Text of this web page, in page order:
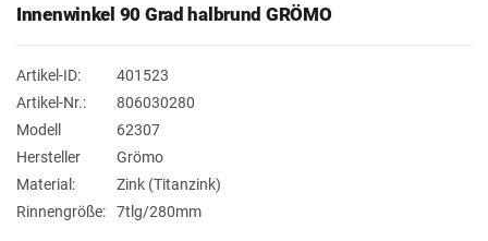
Innenwinkel 90 Grad halbrund GRÖMO
Artikel-ID:
401523
Artikel-Nr.:
806030280
Modell
62307
Hersteller
Grömo
Material:
Zink (Titanzink)
Rinnengröße:
7tlg/280mm